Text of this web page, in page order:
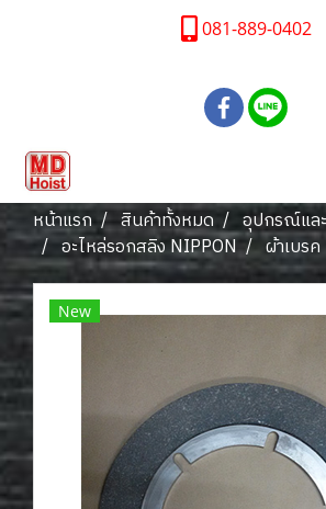
081-889-0402
หน้าแรก สินค้าทั้งหมด
อุปกรณ์แล
อะไหล่รอกสลิง NIPPON
ผ้าเบรค
New